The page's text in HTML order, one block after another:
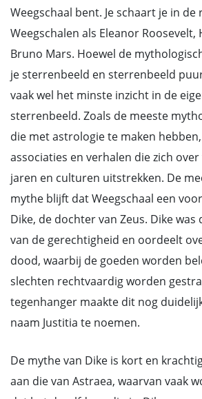
Weegschaal bent. Je schaart je in
Weegschalen als Eleanor Roosevelt,
Bruno Mars. Hoewel de
je sterrenbeeld en sterrenbeeld
vaak wel het minste inzicht in de
sterrenbeeld. Zoals de meeste
die met astrologie te maken
associaties en verhalen die zich
jaren en culturen uitstrekken. De
mythe blijft dat Weegschaal een
Dike, de dochter van Zeus. Dike was
van de gerechtigheid en oordeelt
dood, waarbij de goeden worden
slechten rechtvaardig worden
tegenhanger maakte dit nog
naam Justitia te noemen.
De mythe van Dike is kort en
aan die van Astraea, waarvan vaak